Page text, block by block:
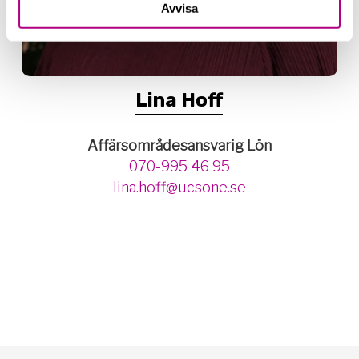
Avvisa
Lina Hoff
Affärsområdesansvarig Lön
070-995 46 95
lina.hoff@ucsone.se